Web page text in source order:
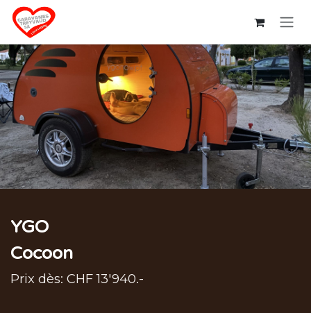
Se rendre au contenu
YGO
Cocoon
Prix dès: CHF 13'940.-